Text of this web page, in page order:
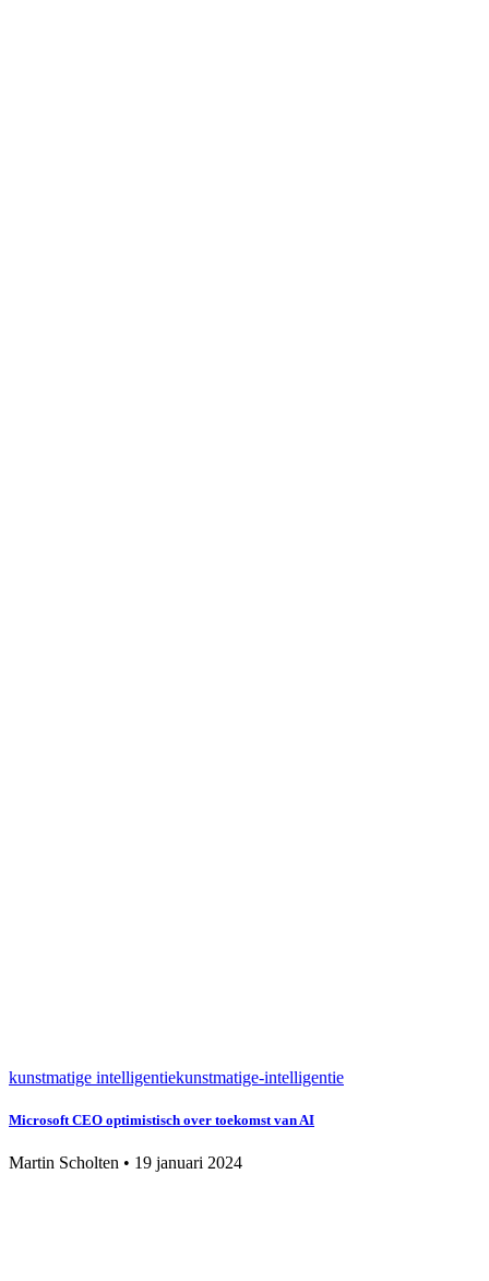
kunstmatige intelligentiekunstmatige-intelligentie
Microsoft CEO optimistisch over toekomst van AI
Martin Scholten • 19 januari 2024